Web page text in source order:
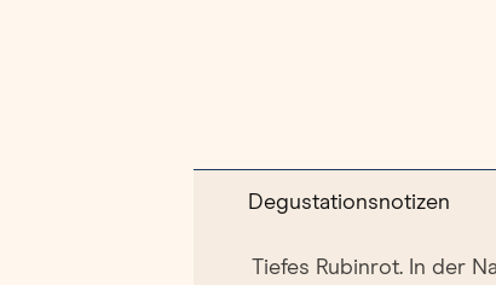
Degustationsnotizen
Tiefes Rubinrot. In der